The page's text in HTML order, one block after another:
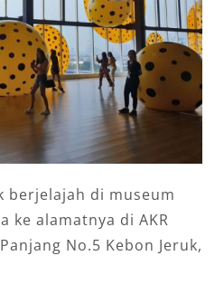
berjelajah di museum
ke alamatnya di AKR
No.5 Kebon Jeruk,